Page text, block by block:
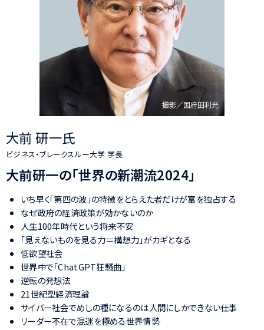
大前 研一氏
ビジネス・ブレークスルー大学 学長
大前研一の「世界の新潮流2024」
いち早く「第四の波」の特徴をとらえた者だけが富を独占する
なぜ政府の経済政策が効かないのか
人生100年時代という将来不安
「見えないものを見る力＝構想力」がカギとなる
低欲望社会
世界中で「ChatGPT狂騒曲」
逆転の発想法
21世紀型経済理論
サイバー社会でめしの種になるのは人間にしかできない仕事
リーダー不在で混迷を極める世界情勢